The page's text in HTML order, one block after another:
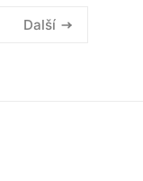
Další